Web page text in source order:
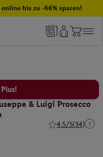
bis zu -66% sparen!
& Luigi Prosecco
4.5/5(34)